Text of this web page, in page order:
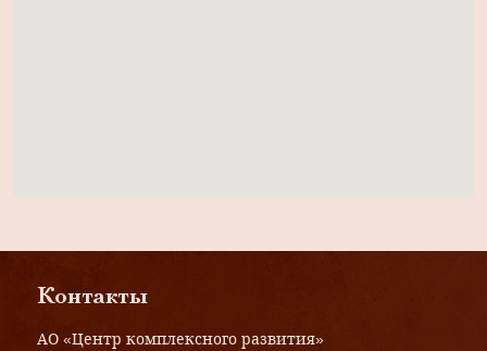
Контакты
АО «Центр комплексного развития»